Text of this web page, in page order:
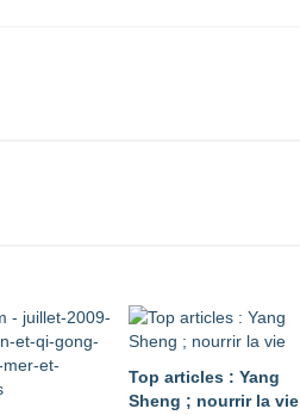
Top articles : Yang
Sheng ; nourrir la vie